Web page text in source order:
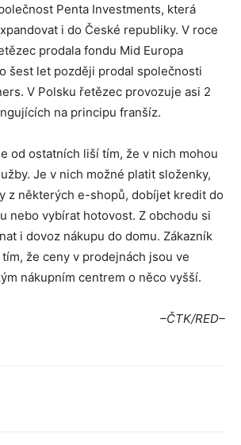
Penta Investments, která
i do České republiky. V roce
prodala fondu Mid Europa
šest let později prodal společnosti
V Polsku řetězec provozuje asi 2
na principu franšíz.
od ostatních liší tím, že v nich mohou
Je v nich možné platit složenky,
z některých e-shopů, dobíjet kredit do
nebo vybírat hotovost. Z obchodu si
i dovoz nákupu do domu. Zákazník
že ceny v prodejnách jsou ve
nákupním centrem o něco vyšší.
–ČTK/RED–